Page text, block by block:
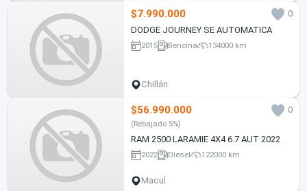
$7.990.000
0
DODGE JOURNEY SE AUTOMATICA
2015 Bencina 134000 km
Chillán
$56.990.000 0
(Rebajado 5%)
RAM 2500 LARAMIE 4X4 6.7 AUT 2022
2022 Diesel 122000 km
Macul